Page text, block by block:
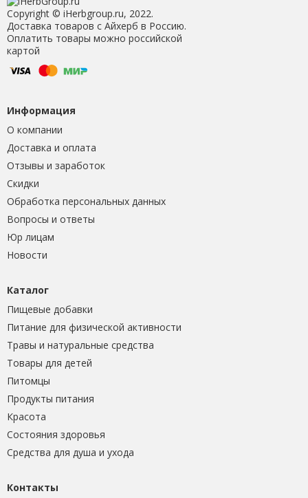
Copyright © iHerbgroup.ru, 2022.
Доставка товаров с Айхерб в Россию.
Оплатить товары можно российской
картой
Информация
О компании
Доставка и оплата
Отзывы и заработок
Скидки
Обработка персональных данных
Вопросы и ответы
Юр лицам
Новости
Каталог
Пищевые добавки
Питание для физической активности
Травы и натуральные средства
Товары для детей
Питомцы
Продукты питания
Красота
Состояния здоровья
Средства для душа и ухода
Контакты